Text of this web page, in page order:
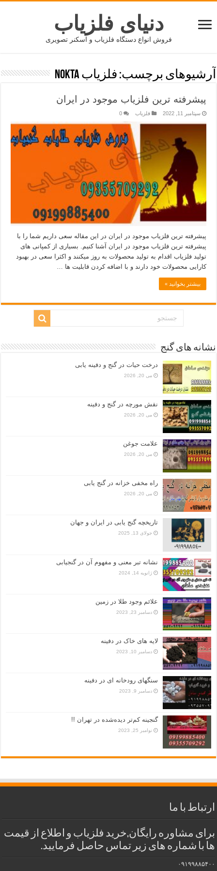
دنیای فلزیاب
فروش انواع دستگاه فلزیاب و اسکنر تصویری
آرشیوهای برچسب: فلزیاب Nokta
پیشرفته ترین فلزیاب موجود در ایران
سپتامبر 11, 2022 فلزیاب 0
پیشرفته ترین فلزیاب موجود در ایران در این مقاله سعی داریم شما را با
پیشرفته ترین فلزیاب موجود در ایران آشنا کنیم. بسیاری از کمپانی های
تولید فلزیاب اقدام به تولید محصولات به روز میکنند و اکثرا سعی در بهبود
کارایی محصولات خود دارند و با اضافه کردن قابلیت ها …
بیشتر بخوانید »
نشانه های گنج
درخت حیات در گنج و دفینه یابی
می 20, 2026
نقش مورچه در گنج و دفینه
می 20, 2026
علامت جوغن
می 20, 2026
راه مخفی خزانه در گنج یابی
می 20, 2026
تاریخچه گنج‌ یابی در ایران و جهان
جولای 13, 2025
نشانه تبر معنی و مفهوم آن در گنجیابی
ژانویه 14, 2024
علائم وجود طلا در زمین
دسامبر 23, 2023
لایه های خاک در دفینه
دسامبر 10, 2023
سنگهای رودخانه ای در دفینه
دسامبر 9, 2023
گنجینه کم‌تر دیده‌شده در تهران !!
نوامبر 25, 2023
ارتباط با ما
برای مشاوره رایگان,خرید فلزیاب و اطلاع از قیمت
ها با شماره های زیر تماس حاصل فرمایید.
۰۹۱۹۹۸۸۵۴۰۰